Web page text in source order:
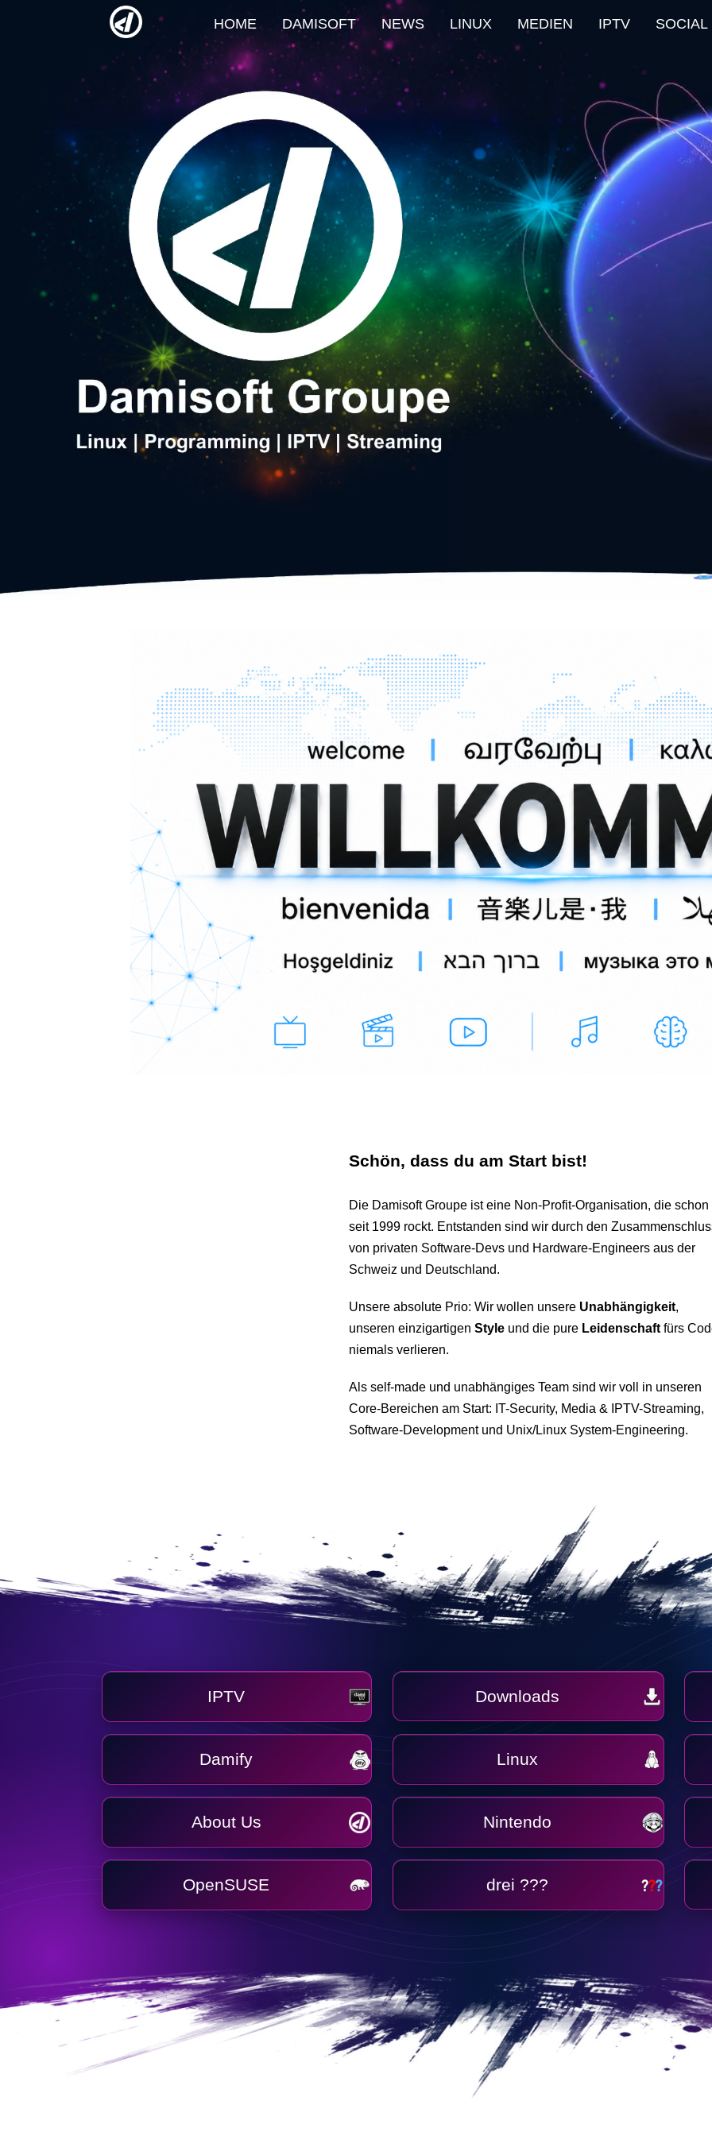
HOME DAMISOFT NEWS LINUX MEDIEN IPTV SOCIAL
Schön, dass du am Start bist!
Die Damisoft Groupe ist eine Non-Profit-Organisation, die schon
seit 1999 rockt. Entstanden sind wir durch den
von privaten Software-Devs und Hardware-Engineers aus der
Schweiz und Deutschland.
Unsere absolute Prio: Wir wollen unsere Unabhängigkeit,
unseren einzigartigenStyle und die pure Leidenschaft fürs
niemals verlieren.
Als self-made und unabhängiges Team sind wir voll in unseren
Core-Bereichen am Start: IT-Security, Media & IPTV-Streaming,
Software-Development und Unix/Linux System-Engineering.
IPTV
Damify
About Us
OpenSUSE
Downloads
Linux
Nintendo
drei ???